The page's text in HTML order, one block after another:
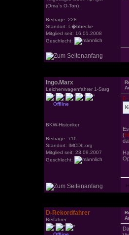
(Oma`s O-Ton)
Beiträge: 228
Standort: L�bbecke
Mitglied seit: 16.01.2008
Geschlecht:
Ingo.Marx
Leichenwagenfahrer 1-Sarg
Offline
BKW-Historiker
Beiträge: 711
Standort: IMCDb.org
Mitglied seit: 23.09.2007
Geschlecht:
(
D-Rekordfahrer
Beifahrer